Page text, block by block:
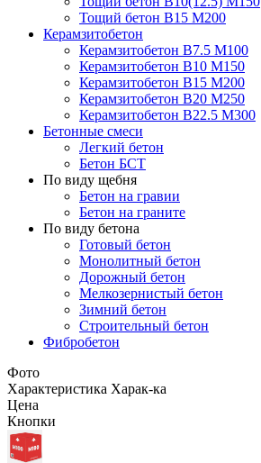
Тощий бетон В15 М200
Керамзитобетон
Керамзитобетон В7.5 М100
Керамзитобетон В10 М150
Керамзитобетон В15 М200
Керамзитобетон В20 М250
Керамзитобетон В22.5 М300
Бетонные смеси
Легкий бетон
Бетон БСТ
По виду щебня
Бетон на гравии
Бетон на граните
По виду бетона
Готовый бетон
Монолитный бетон
Дорожный бетон
Мелкозернистый бетон
Зимний бетон
Строительный бетон
Фибробетон
Фото
Характеристика Харак-ка
Цена
Кнопки